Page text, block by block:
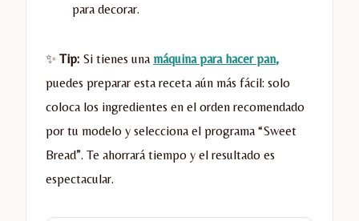
para decorar.
✨ Tip: Si tienes una máquina para hacer pan,
puedes preparar esta receta aún más fácil: solo
coloca los ingredientes en el orden recomendado
por tu modelo y selecciona el programa “Sweet
Bread”. Te ahorrará tiempo y el resultado es
espectacular.